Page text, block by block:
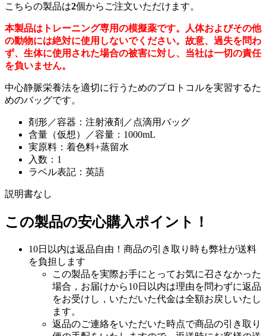
こちらの製品は2個からご注文いただけます。
本製品はトレーニング専用の模擬薬です。人体およびその他
の動物には絶対に使用しないでください。故意、過失を問わ
ず、生体に使用された場合の被害に対し、当社は一切の責任
を負いません。
中心静脈栄養法を適切に行うためのプロトコルを実習するた
めのバッグです。
剤形／容器：注射液剤／点滴用バッグ
含量（仮想）／容量：1000mL
実原料：着色料+蒸留水
入数：1
ラベル表記：英語
説明書なし
この製品の安心購入ポイント！
10日以内は返品自由！商品の引き取り時も弊社が送料
を負担します
この製品を実際お手にとってお気に召さなかった
場合，お届けから10日以内は理由を問わずに返品
をお受けし，いただいた代金は全額お戻しいたし
ます。
返品のご連絡をいただいた時点で商品の引き取り